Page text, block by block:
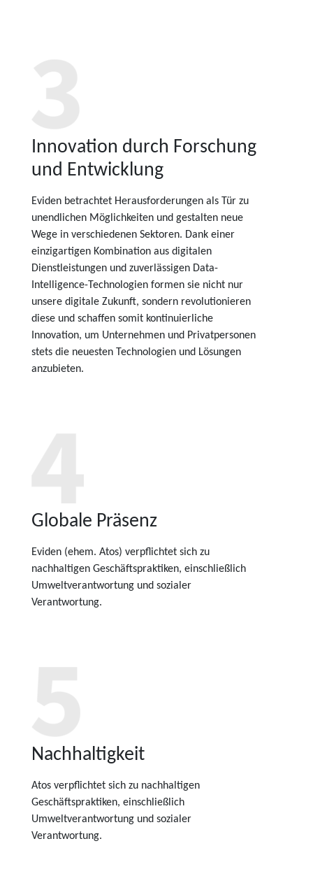
Innovation durch Forschung
und Entwicklung
Eviden betrachtet Herausforderungen als Tür zu
unendlichen Möglichkeiten und gestalten neue
Wege in verschiedenen Sektoren. Dank einer
einzigartigen Kombination aus digitalen
Dienstleistungen und zuverlässigen Data-
Intelligence-Technologien formen sie nicht nur
unsere digitale Zukunft, sondern revolutionieren
diese und schaffen somit kontinuierliche
Innovation, um Unternehmen und Privatpersonen
stets die neuesten Technologien und Lösungen
anzubieten.
Globale Präsenz
Eviden (ehem. Atos) verpflichtet sich zu
nachhaltigen Geschäftspraktiken, einschließlich
Umweltverantwortung und sozialer
Verantwortung.
Nachhaltigkeit
Atos verpflichtet sich zu nachhaltigen
Geschäftspraktiken, einschließlich
Umweltverantwortung und sozialer
Verantwortung.